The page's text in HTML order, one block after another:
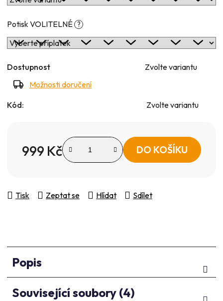
Potisk VOLITELNÉ ?
Dostupnost
Zvolte variantu
Možnosti doručení
Kód: Zvolte variantu
999 Kč DO KOŠÍKU
Tisk Zeptat se Hlídat Sdílet
Popis
Související soubory (4)